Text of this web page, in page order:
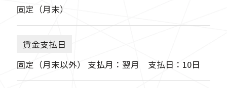
固定（月末）
賃金支払日
固定（月末以外） 支払月：翌月 支払日：10日